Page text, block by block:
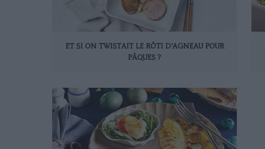
ET SI ON TWISTAIT LE RÔTI D’AGNEAU POUR
PÂQUES ?